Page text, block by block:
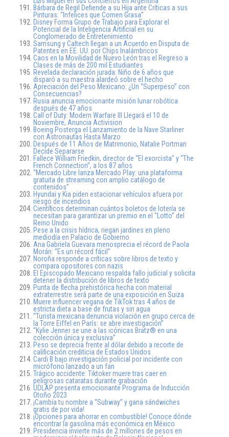
Bárbara de Regil Defiende a su Hija ante Críticas a sus
Pinturas: “Infelices que Comen Grasa”
Disney Forma Grupo de Trabajo para Explorar el
Potencial de la Inteligencia Artificial en su
Conglomerado de Entretenimiento
Samsung y Caltech llegan a un Acuerdo en Disputa de
Patentes en EE. UU. por Chips Inalámbricos
Caos en la Movilidad de Nuevo León tras el Regreso a
Clases de más de 200 mil Estudiantes
Revelada declaración jurada: Niño de 6 años que
disparó a su maestra alardeó sobre el hecho
Apreciación del Peso Mexicano: ¿Un “Superpeso” con
Consecuencias?
Rusia anuncia emocionante misión lunar robótica
después de 47 años
Call of Duty: Modern Warfare III Llegará el 10 de
Noviembre, Anuncia Activision
Boeing Posterga el Lanzamiento de la Nave Starliner
con Astronautas Hasta Marzo
Después de 11 Años de Matrimonio, Natalie Portman
Decide Separarse
Fallece William Friedkin, director de “El exorcista” y “The
French Connection”, a los 87 años
“Mercado Libre lanza Mercado Play: una plataforma
gratuita de streaming con amplio catálogo de
contenidos”
Hyundai y Kia piden estacionar vehículos afuera por
riesgo de incendios
Científicos determinan cuántos boletos de lotería se
necesitan para garantizar un premio en el “Lotto” del
Reino Unido
Pese a la crisis hídrica, riegan jardines en pleno
mediodía en Palacio de Gobierno
Ana Gabriela Guevara menosprecia el récord de Paola
Morán: “Es un récord fácil”
Noroña responde a críticas sobre libros de texto y
compara opositores con nazis
El Episcopado Mexicano respalda fallo judicial y solicita
detener la distribución de libros de texto
Punta de flecha prehistórica hecha con material
extraterrestre será parte de una exposición en Suiza
Muere influencer vegana de TikTok tras 4 años de
estricta dieta a base de frutas y sin agua
“Turista mexicana denuncia violación en grupo cerca de
la Torre Eiffel en París: se abre investigación”
“Kylie Jenner se une a las icónicas Bratz® en una
colección única y exclusiva”
Peso se deprecia frente al dólar debido a recorte de
calificación crediticia de Estados Unidos
Cardi B bajo investigación policial por incidente con
micrófono lanzado a un fan
Trágico accidente: Tiktoker muere tras caer en
peligrosas cataratas durante grabación
UDLAP presenta emocionante Programa de Inducción
Otoño 2023
¡Cambia tu nombre a “Subway” y gana sándwiches
gratis de por vida!
¡Opciones para ahorrar en combustible! Conoce dónde
encontrar la gasolina más económica en México
Presidencia invierte más de 2 millones de pesos en